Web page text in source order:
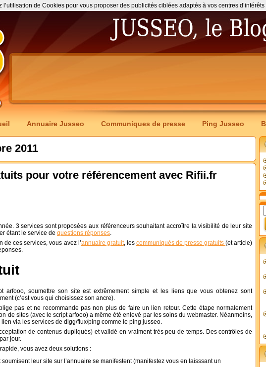
Annuaire Jusseo Communiques de presse Ping Jusseo
2011
pour votre référencement avec Rifii.fr
3 services sont proposées aux référenceurs souhaitant accroître la visibilité de leur site
étant le service de questions réponses
de ces services, vous avez l’annuaire gratuit, les communiqués de presse gratuits (et article)
arfooo, soumettre son site est extrêmement simple et les liens que vous obtenez sont
(c’est vous qui choisissez son ancre).
pas et ne recommande pas non plus de faire un lien retour. Cette étape normalement
de sites (avec le script arfooo) a même été enlevé par les soins du webmaster. Néanmoins,
via les services de digg/flux/ping comme le ping jusseo.
de contenus dupliqués) et validé en vraiment très peu de temps. Des contrôles de
jour.
vous avez deux solutions :
leur site sur l’annuaire se manifestent (manifestez vous en laisssant un
de Cookies pour vous proposer des publicités ciblées adaptés à vos centres